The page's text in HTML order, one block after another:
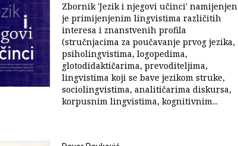
Zbornik 'Jezik i njegovi učinci' namijenjen
je primijenjenim lingvistima različitih
interesa i znanstvenih profila
(stručnjacima za poučavanje prvog jezika,
psiholingvistima, logopedima,
glotodidaktičarima, prevoditeljima,
lingvistima koji se bave jezikom struke,
sociolingvistima, analitičarima diskursa,
korpusnim lingvistima, kognitivnim...